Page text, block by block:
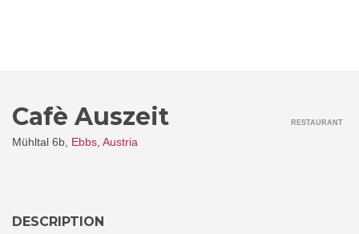
Cafè Auszeit
Mühltal 6b, Ebbs Austria
RESTAURANT
DESCRIPTION